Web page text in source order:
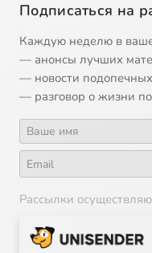
Подписаться на
Каждую неделю в
— анонсы лучших
— новости
— разговор о жизни
Рассылки